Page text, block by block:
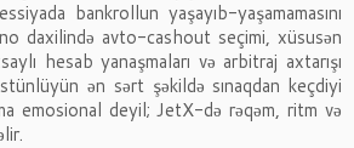
bankrollun yaşayıb-yaşamamasını
daxilində avto-cashout seçimi, xüsusən
hesab yanaşmaları və arbitraj axtarışı
ən sərt şəkildə sınaqdan keçdiyi
emosional deyil; JetX-də rəqəm, ritm və